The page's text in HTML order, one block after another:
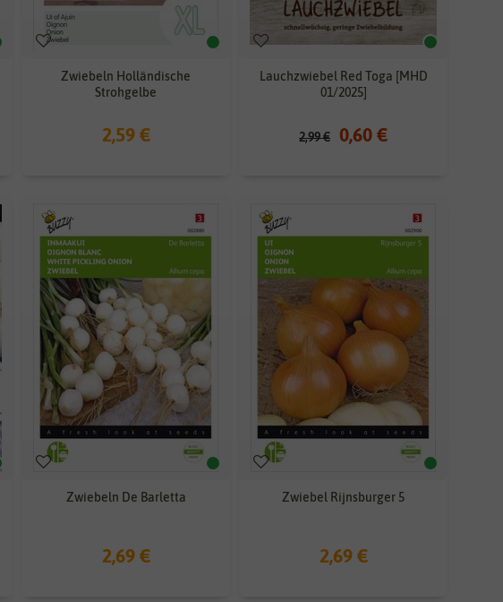
Zwiebeln Holländische
Strohgelbe
2,59 €
Lauchzwiebel Red Toga [MHD
01/2025]
2,99 € 0,60 €
Zwiebeln De Barletta
2,69 €
Zwiebel Rijnsburger 5
2,69 €